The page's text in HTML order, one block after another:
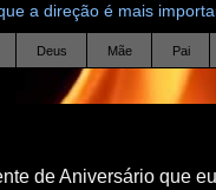
a direção é mais
Deus Mãe Pai
de Aniversário que